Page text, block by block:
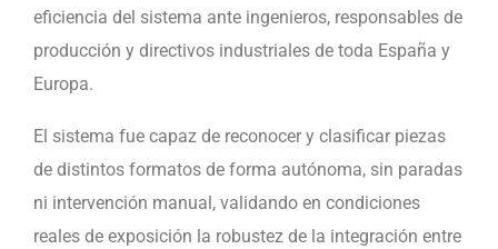
eficiencia del sistema ante ingenieros, responsables de
producción y directivos industriales de toda España y
Europa.
El sistema fue capaz de reconocer y clasificar piezas
de distintos formatos de forma autónoma, sin paradas
ni intervención manual, validando en condiciones
reales de exposición la robustez de la integración entre